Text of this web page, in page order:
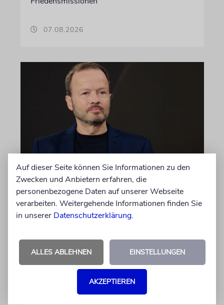
07.08.2026
MEINUNG
Wie Georg Restle die
Glaubwürdigkeit des ÖRR
untergräbt
Felix Schotland, Vorstand der Synagogen-
Gemeinde Köln, an WDR-
Programmdirektorin Andrea Schafarczyk
gewandt. Wir dokumentieren das Schreiben
Auf dieser Seite können Sie Informationen zu den
Zwecken und Anbietern erfahren, die
personenbezogene Daten auf unserer Webseite
verarbeiten. Weitergehende Informationen finden Sie
in unserer Datenschutzerklärung.
ALLES ABLEHNEN EINSTELLUNGEN
AKZEPTIEREN